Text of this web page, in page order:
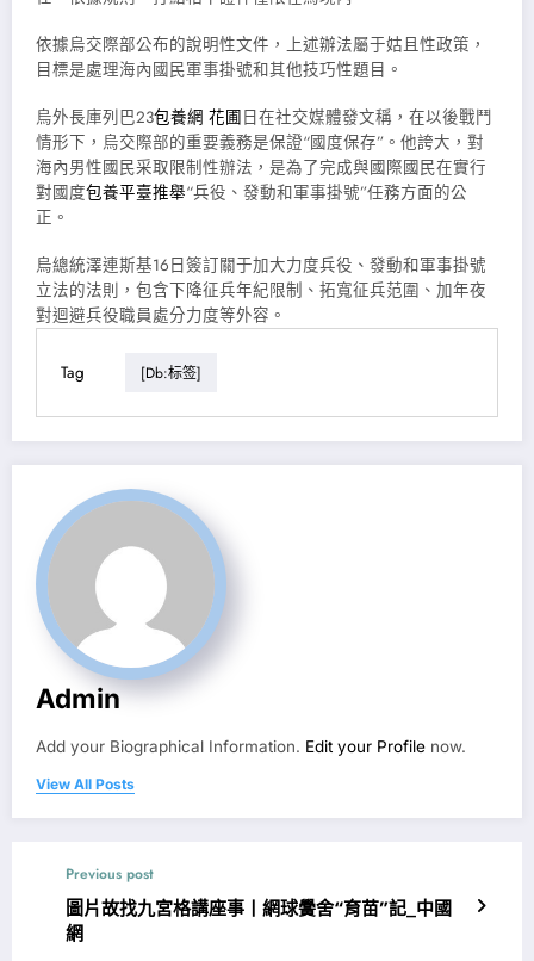
依據烏交際部公布的說明性文件，上述辦法屬于姑且性政策，
目標是處理海內國民軍事掛號和其他技巧性題目。
烏外長庫列巴23包養網 花圃日在社交媒體發文稱，在以後戰鬥
情形下，烏交際部的重要義務是保證“國度保存”。他誇大，對
海內男性國民采取限制性辦法，是為了完成與國際國民在實行
對國度包養平臺推舉“兵役、發動和軍事掛號”任務方面的公
正。
烏總統澤連斯基16日簽訂關于加大力度兵役、發動和軍事掛號
立法的法則，包含下降征兵年紀限制、拓寬征兵范圍、加年夜
對迴避兵役職員處分力度等外容。
Tag [db:标签]
Admin
Add your Biographical Information. Edit your Profile now.
View All Posts
Previous post
圖片故找九宮格講座事丨網球黌舍“育苗”記_中國
網